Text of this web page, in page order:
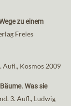
zu einem
Freies
Aufl., Kosmos 2009
Was sie
3. Aufl., Ludwig